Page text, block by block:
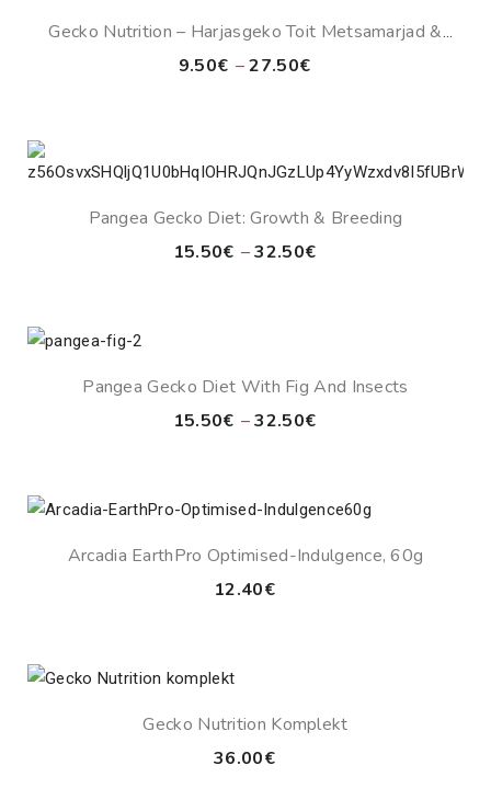
Gecko Nutrition – Harjasgeko Toit Metsamarjad &
Banana
9.50€ –27.50€
27.50€
Pangea Gecko Diet: Growth & Breeding
15.50€ – 32.50€
Pangea Gecko Diet With Fig And Insects
15.50€ – 32.50€
through
Arcadia EarthPro Optimised-Indulgence, 60g
12.40€
Gecko Nutrition Komplekt
36.00€